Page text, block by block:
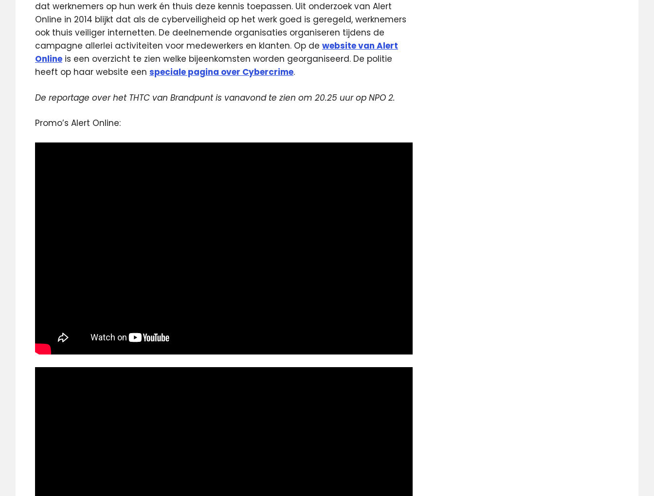
dat werknemers op hun werk én thuis deze kennis toepassen. Uit onderzoek van Alert
Online in 2014 blijkt dat als de cyberveiligheid op het werk goed is geregeld, werknemers
ook thuis veiliger internetten. De deelnemende organisaties organiseren tijdens de
campagne allerlei activiteiten voor medewerkers en klanten. Op de website van Alert
Online is een overzicht te zien welke bijeenkomsten worden georganiseerd. De politie
heeft op haar website een speciale pagina over Cybercrime.
De reportage over het THTC van Brandpunt is vanavond te zien om 20.25 uur op NPO 2.
Promo’s Alert Online: